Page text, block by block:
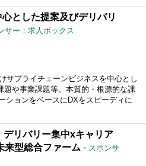
とした提案及びデリバリ
サー：求人ボックス
サプライチェーンビジネスを中心とし
題や事業課題等、本質的・根源的な課
ションをベースにDXをスピーディに
デリバリー集中xキャリア
来型総合ファーム - スポンサ